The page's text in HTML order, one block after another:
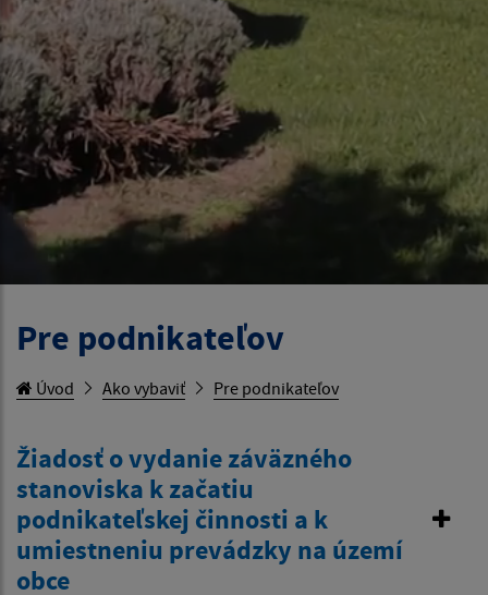
Pre podnikateľov
Úvod Ako vybaviť Pre podnikateľov
Žiadosť o vydanie záväzného
stanoviska k začatiu
podnikateľskej činnosti a k
umiestneniu prevádzky na území
obce